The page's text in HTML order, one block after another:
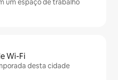
um espaço de trabalho
Wi-Fi
desta cidade